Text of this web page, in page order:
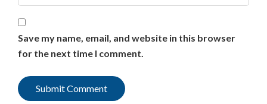
Save my name, email, and website in this browser
for the next time I comment.